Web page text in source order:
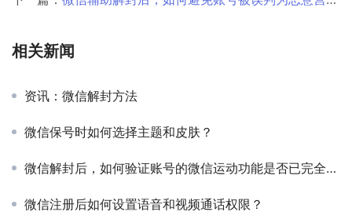
相关新闻
资讯：微信解封方法
微信保号时如何选择主题和皮肤？
微信解封后，如何验证账号的微信运动功能是否已完全恢复？
微信注册后如何设置语音和视频通话权限？